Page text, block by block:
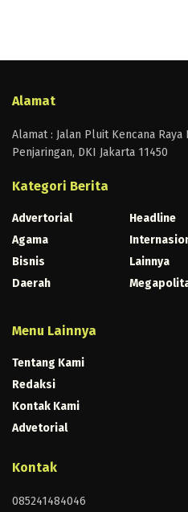
Alamat
Alamat : Jalan Pluit Kencana Raya
Penjaringan, DKI Jakarta 11450
Kategori Berita
Advertorial
Agama
Bisnis
Daerah
Headline
Lainnya
Menu Lainnya
Tentang Kami
Redaksi
Kontak Kami
Advetorial
Kontak
085241484046